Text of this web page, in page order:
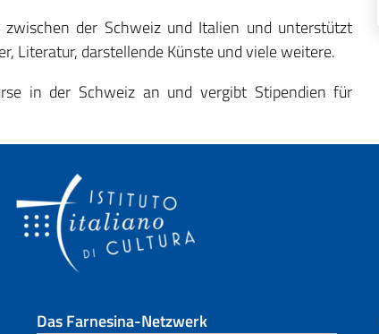
der Schweiz und Italien und unterstützt
Literatur, darstellende Künste und viele weitere.
in der Schweiz an und vergibt Stipendien für
Das Farnesina-Netzwerk